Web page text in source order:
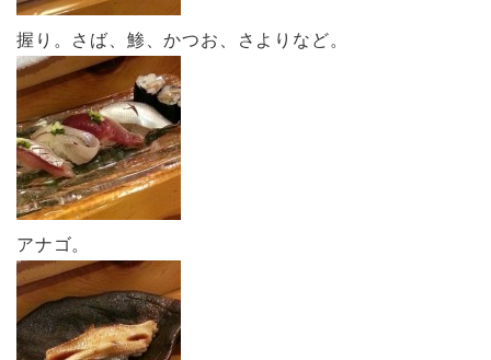
握り。さば、鯵、かつお、さよりなど。
アナゴ。